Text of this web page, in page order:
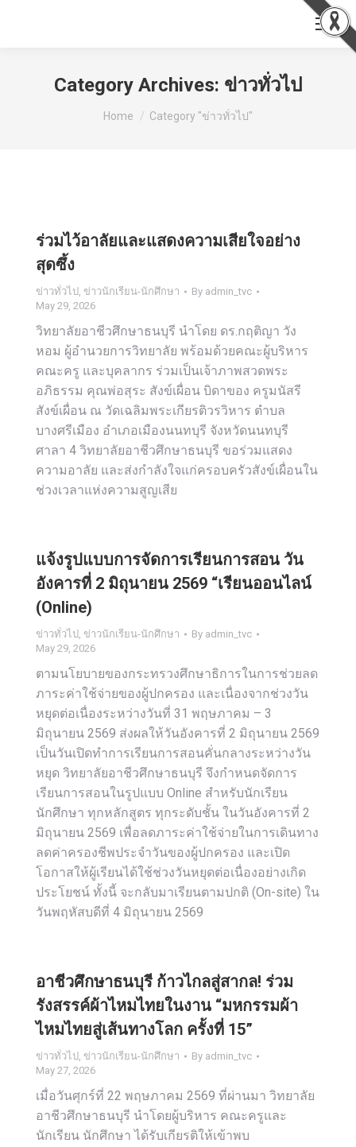
Category Archives: ข่าวทั่วไป
You are here:
Home Category "ข่าวทั่วไป"
ร่วมไว้อาลัยและแสดงความเสียใจอย่าง
สุดซึ้ง
ข่าวทั่วไป, ข่าวนักเรียน-นักศึกษา By admin_tvc
May 29, 2026
วิทยาลัยอาชีวศึกษาธนบุรี นำโดย ดร.กฤติญา วัง
หอม ผู้อำนวยการวิทยาลัย พร้อมด้วยคณะผู้บริหาร
คณะครู และบุคลากร ร่วมเป็นเจ้าภาพสวดพระ
อภิธรรม คุณพ่อสุระ สังข์เผื่อน บิดาของ ครูมนัสรี
สังข์เผื่อน ณ วัดเฉลิมพระเกียรติวรวิหาร ตำบล
บางศรีเมือง อำเภอเมืองนนทบุรี จังหวัดนนทบุรี
ศาลา 4 วิทยาลัยอาชีวศึกษาธนบุรี ขอร่วมแสดง
ความอาลัย และส่งกำลังใจแก่ครอบครัวสังข์เผื่อนใน
ช่วงเวลาแห่งความสูญเสีย
แจ้งรูปแบบการจัดการเรียนการสอน วัน
อังคารที่ 2 มิถุนายน 2569 “เรียนออนไลน์
(Online)
ข่าวทั่วไป, ข่าวนักเรียน-นักศึกษา By admin_tvc
May 29, 2026
ตามนโยบายของกระทรวงศึกษาธิการในการช่วยลด
ภาระค่าใช้จ่ายของผู้ปกครอง และเนื่องจากช่วงวัน
หยุดต่อเนื่องระหว่างวันที่ 31 พฤษภาคม – 3
มิถุนายน 2569 ส่งผลให้วันอังคารที่ 2 มิถุนายน 2569
เป็นวันเปิดทำการเรียนการสอนคั่นกลางระหว่างวัน
หยุด วิทยาลัยอาชีวศึกษาธนบุรี จึงกำหนดจัดการ
เรียนการสอนในรูปแบบ Online สำหรับนักเรียน
นักศึกษา ทุกหลักสูตร ทุกระดับชั้น ในวันอังคารที่ 2
มิถุนายน 2569 เพื่อลดภาระค่าใช้จ่ายในการเดินทาง
ลดค่าครองชีพประจำวันของผู้ปกครอง และเปิด
โอกาสให้ผู้เรียนได้ใช้ช่วงวันหยุดต่อเนื่องอย่างเกิด
ประโยชน์ ทั้งนี้ จะกลับมาเรียนตามปกติ (On-site) ใน
วันพฤหัสบดีที่ 4 มิถุนายน 2569
อาชีวศึกษาธนบุรี ก้าวไกลสู่สากล! ร่วม
รังสรรค์ผ้าไหมไทยในงาน “มหกรรมผ้า
ไหมไทยสู่เส้นทางโลก ครั้งที่ 15”
ข่าวทั่วไป, ข่าวนักเรียน-นักศึกษา By admin_tvc
May 27, 2026
เมื่อวันศุกร์ที่ 22 พฤษภาคม 2569 ที่ผ่านมา วิทยาลัย
อาชีวศึกษาธนบุรี นำโดยผู้บริหาร คณะครูและ
นักเรียน นักศึกษา ได้รับเกียรติให้เข้าพบ